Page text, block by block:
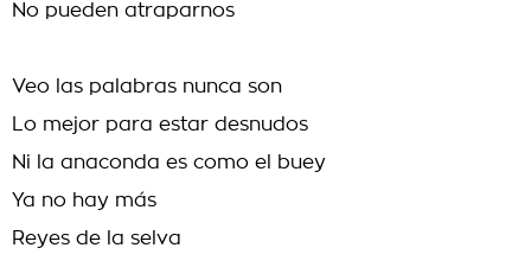
No pueden atraparnos
Veo las palabras nunca son
Lo mejor para estar desnudos
Ni la anaconda es como el buey
Ya no hay más
Reyes de la selva